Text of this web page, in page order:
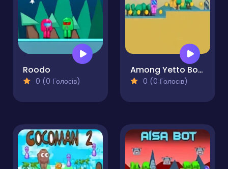
Roodo
0 (0 Голосів)
Among Yetto Bots
0 (0 Голосів)